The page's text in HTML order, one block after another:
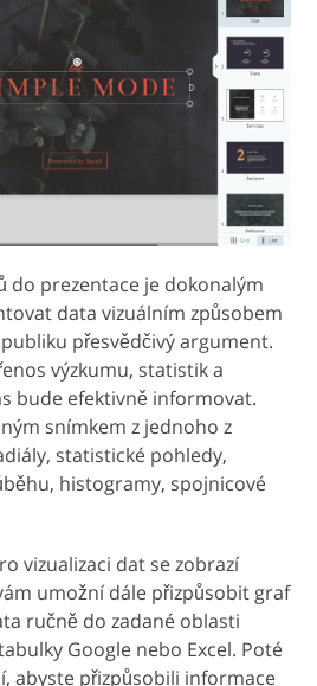
do prezentace je dokonalým
data vizuálním způsobem
přesvědčivý argument.
výzkumu, statistik a
bude efektivně informovat.
snímkem z jednoho z
statistické pohledy,
histogramy, spojnicové
vizualizaci dat se zobrazí
umožní dále přizpůsobit graf
ručně do zadané oblasti
Google nebo Excel. Poté
abyste přizpůsobili informace